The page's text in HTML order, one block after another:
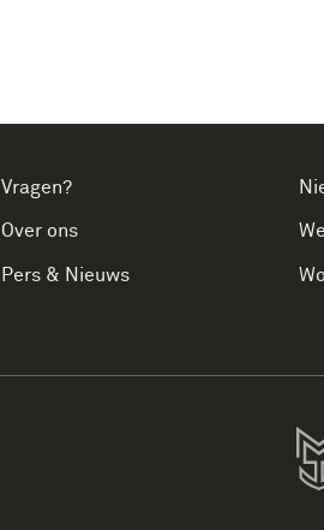
Vragen?
Over ons
Pers & Nieuws